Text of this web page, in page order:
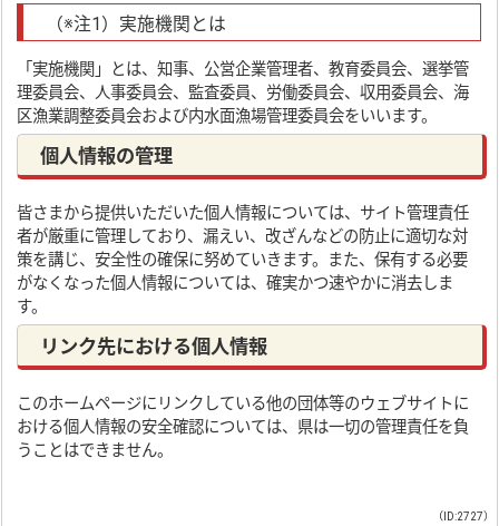
（※注1）実施機関とは
「実施機関」とは、知事、公営企業管理者、教育委員会、選挙管
理委員会、人事委員会、監査委員、労働委員会、収用委員会、海
区漁業調整委員会および内水面漁場管理委員会をいいます。
個人情報の管理
皆さまから提供いただいた個人情報については、サイト管理責任
者が厳重に管理しており、漏えい、改ざんなどの防止に適切な対
策を講じ、安全性の確保に努めていきます。また、保有する必要
がなくなった個人情報については、確実かつ速やかに消去しま
す。
リンク先における個人情報
このホームページにリンクしている他の団体等のウェブサイトに
おける個人情報の安全確認については、県は一切の管理責任を負
うことはできません。
（ID:2727）